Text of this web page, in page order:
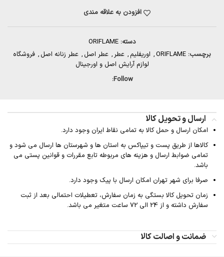
افزودن به علاقه مندی
دسته: ORIFLAME
برچسب: ORIFLAME
, اوریفلیم , عطر , عطر اصل , عطر زنانه اصل , فروشگاه
لوازم آرایش اصل و اورجینال
Follow:
ارسال و تحویل کالا
امکان ارسال و حمل کالا به تمامی نقاط ایران وجود دارد.
کالاها از طریق پست و تیپاکس به استان ها و شهرستان ها ارسال می شود و
تمامی ضوابط ارسال و هزینه های مربوطه تابع مقررات و قوانین پستی می
باشد.
صرفا برای شهر تهران امکان ارسال با پیک وجود دارد.
زمان تحویل کالا بستگی به زمان سفارش، تعطیلات احتمالی بعد از ثبت
سفارش داشته و از 24 الی 72 ساعت متغیر می باشد.
ضمانت و اصالت کالا